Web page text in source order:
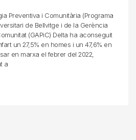
Preventiva i Comunitària (Programa
de Bellvitge i de la Gerència
(GAPiC) Delta ha aconseguit
un 27,5% en homes i un 47,6% en
en marxa el febrer del 2022,
a